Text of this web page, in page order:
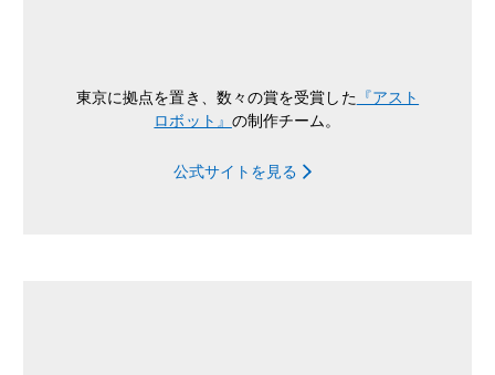
東京に拠点を置き、数々の賞を受賞した 『アスト
ロボット』 の制作チーム。
公式サイトを見る